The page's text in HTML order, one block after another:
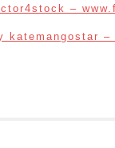
–
–